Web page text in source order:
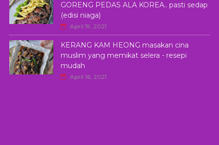
GORENG PEDAS ALA KOREA.. pasti sedap
(edisi niaga)
April 19, 2021
KERANG KAM HEONG masakan cina
muslim yang memikat selera - resepi
mudah
April 16, 2021